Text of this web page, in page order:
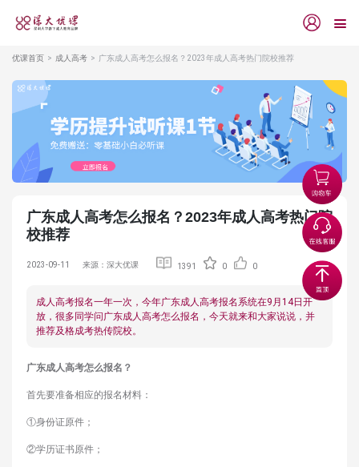
优课首页 成人高考 广东成人高考怎么报名？2023年成人高考热门院校推荐
广东成人高考怎么报名？2023年成人高考热门院
校推荐
2023-09-11 来源：深大优课 1391 0 0
成人高考报名一年一次，今年广东成人高考报名系统在9月14日开
放，很多同学问广东成人高考怎么报名，今天就来和大家说说，并
推荐及格成考热传院校。
广东成人高考怎么报名？
首先要准备相应的报名材料：
①身份证原件；
②学历证书原件；